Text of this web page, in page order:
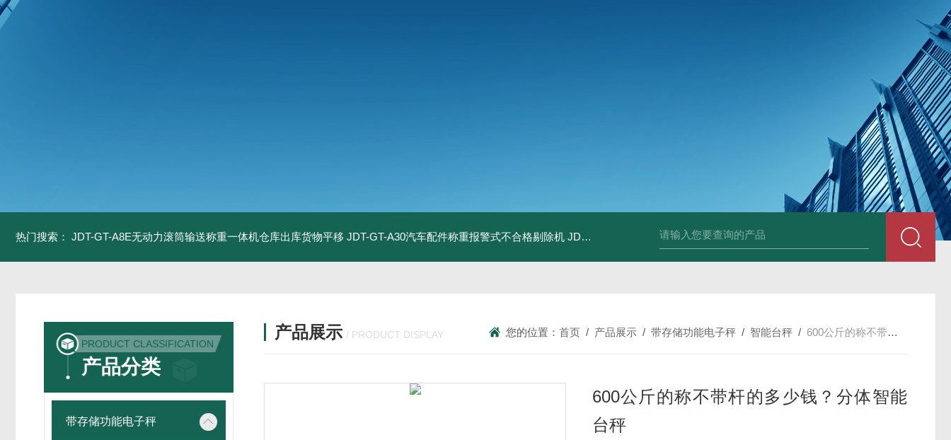
热门搜索： JDT-GT-A8E无动力滚筒输送称重一体机仓库出库货物平移 JDT-GT-A30汽车配件称重报警式不合格剔除机 JDT-GT-A8E儿童玩具包装合规检测秤漏装配件报警滚筒称 JDT-WN-Q20S食品
PRODUCT CLASSIFICATION
产品分类
带存储功能电子秤
产品展示 / PRODUCT DISPLAY 您的位置：首页 / 产品展示 /带存储功能电子秤 / 智能台秤 / 600公斤的称不带杆的多少钱？分体智能台秤
600公斤的称不带杆的多少钱？分体智能
台秤